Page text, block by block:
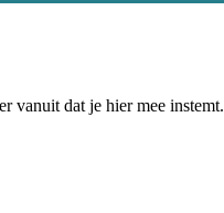
vanuit dat je hier mee instemt.